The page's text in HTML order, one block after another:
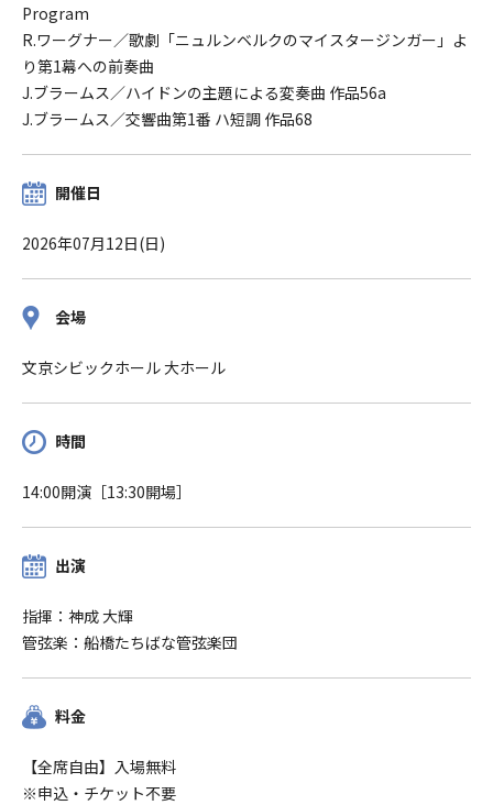
Program
R.ワーグナー／歌劇「ニュルンベルクのマイスタージンガー」よ
り第1幕への前奏曲
J.ブラームス／ハイドンの主題による変奏曲 作品56a
J.ブラームス／交響曲第1番 ハ短調 作品68
開催日
2026年07月12日(日)
会場
文京シビックホール 大ホール
時間
14:00開演［13:30開場］
出演
指揮：神成 大輝
管弦楽：船橋たちばな管弦楽団
料金
【全席自由】入場無料
※申込・チケット不要